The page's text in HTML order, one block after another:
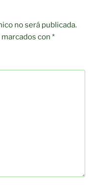
no será publicada.
con *